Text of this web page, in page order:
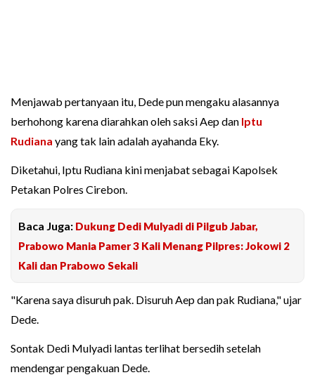
Menjawab pertanyaan itu, Dede pun mengaku alasannya
berhohong karena diarahkan oleh saksi Aep dan Iptu
Rudiana yang tak lain adalah ayahanda Eky.
Diketahui, Iptu Rudiana kini menjabat sebagai Kapolsek
Petakan Polres Cirebon.
Baca Juga: Dukung Dedi Mulyadi di Pilgub Jabar,
Prabowo Mania Pamer 3 Kali Menang Pilpres: Jokowi 2
Kali dan Prabowo Sekali
"Karena saya disuruh pak. Disuruh Aep dan pak Rudiana," ujar
Dede.
Sontak Dedi Mulyadi lantas terlihat bersedih setelah
mendengar pengakuan Dede.